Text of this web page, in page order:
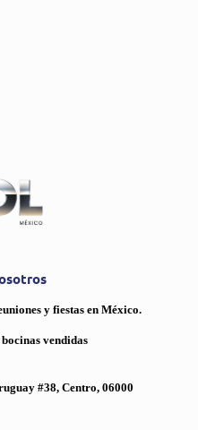
y fiestas en México.
bocinas vendidas
#38, Centro, 06000